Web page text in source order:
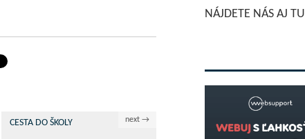
next →
CESTA DO ŠKOLY
NÁJDETE NÁS AJ TU